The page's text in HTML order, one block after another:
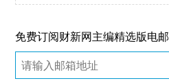
免费订阅财新网主编精选版电邮